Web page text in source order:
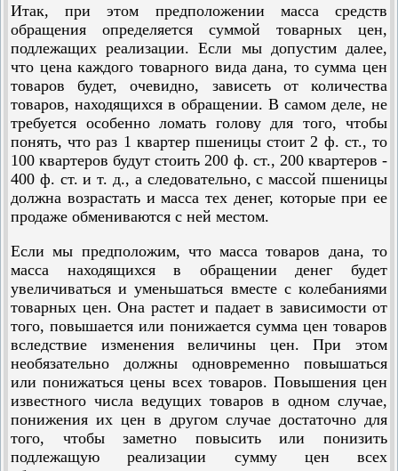
Итак, при этом предположении масса средств
обращения определяется суммой товарных цен,
подлежащих реализации. Если мы допустим далее,
что цена каждого товарного вида дана, то сумма цен
товаров будет, очевидно, зависеть от количества
товаров, находящихся в обращении. В самом деле, не
требуется особенно ломать голову для того, чтобы
понять, что раз 1 квартер пшеницы стоит 2 ф. ст., то
100 квартеров будут стоить 200 ф. ст., 200 квартеров -
400 ф. ст. и т. д., а следовательно, с массой пшеницы
должна возрастать и масса тех денег, которые при ее
продаже обмениваются с ней местом.
Если мы предположим, что масса товаров дана, то
масса находящихся в обращении денег будет
увеличиваться и уменьшаться вместе с колебаниями
товарных цен. Она растет и падает в зависимости от
того, повышается или понижается сумма цен товаров
вследствие изменения величины цен. При этом
необязательно должны одновременно повышаться
или понижаться цены всех товаров. Повышения цен
известного числа ведущих товаров в одном случае,
понижения их цен в другом случае достаточно для
того, чтобы заметно повысить или понизить
подлежащую реализации сумму цен всех